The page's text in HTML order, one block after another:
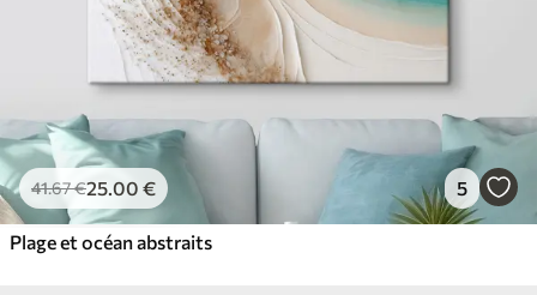
41.67€25.00 € 5
Plage et océan abstraits